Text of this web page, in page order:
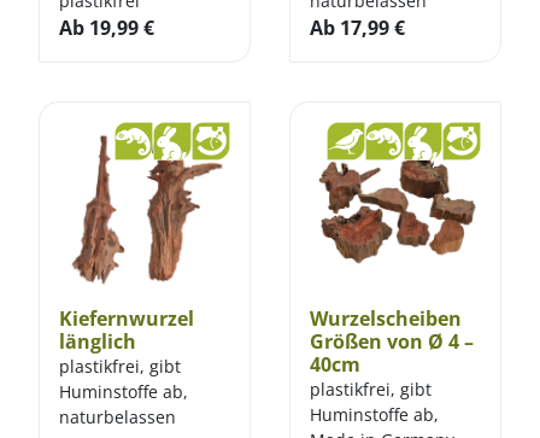
Ab 19,99€ Ab 17,99€
Kiefernwurzel
länglich
plastikfrei, gibt
Huminstoffe ab,
naturbelassen
Wurzelscheiben
Größen von Ø 4 –
40cm
plastikfrei, gibt
Huminstoffe ab,